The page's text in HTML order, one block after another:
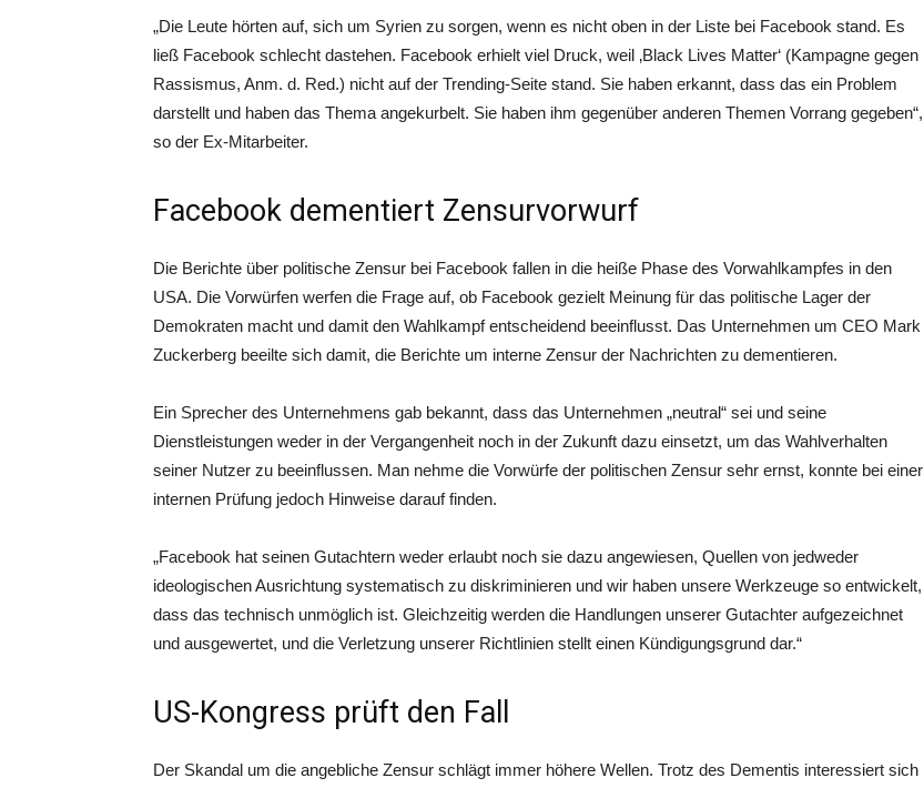
„Die Leute hörten auf, sich um Syrien zu sorgen, wenn es nicht oben in der Liste bei Facebook stand. Es
ließ Facebook schlecht dastehen. Facebook erhielt viel Druck, weil ‚Black Lives Matter‘ (Kampagne gegen
Rassismus, Anm. d. Red.) nicht auf der Trending-Seite stand. Sie haben erkannt, dass das ein Problem
darstellt und haben das Thema angekurbelt. Sie haben ihm gegenüber anderen Themen Vorrang gegeben“,
so der Ex-Mitarbeiter.
Facebook dementiert Zensurvorwurf
Die Berichte über politische Zensur bei Facebook fallen in die heiße Phase des Vorwahlkampfes in den
USA. Die Vorwürfen werfen die Frage auf, ob Facebook gezielt Meinung für das politische Lager der
Demokraten macht und damit den Wahlkampf entscheidend beeinflusst. Das Unternehmen um CEO Mark
Zuckerberg beeilte sich damit, die Berichte um interne Zensur der Nachrichten zu dementieren.
Ein Sprecher des Unternehmens gab bekannt, dass das Unternehmen „neutral“ sei und seine
Dienstleistungen weder in der Vergangenheit noch in der Zukunft dazu einsetzt, um das Wahlverhalten
seiner Nutzer zu beeinflussen. Man nehme die Vorwürfe der politischen Zensur sehr ernst, konnte bei einer
internen Prüfung jedoch Hinweise darauf finden.
„Facebook hat seinen Gutachtern weder erlaubt noch sie dazu angewiesen, Quellen von jedweder
ideologischen Ausrichtung systematisch zu diskriminieren und wir haben unsere Werkzeuge so entwickelt,
dass das technisch unmöglich ist. Gleichzeitig werden die Handlungen unserer Gutachter aufgezeichnet
und ausgewertet, und die Verletzung unserer Richtlinien stellt einen Kündigungsgrund dar.“
US-Kongress prüft den Fall
Der Skandal um die angebliche Zensur schlägt immer höhere Wellen. Trotz des Dementis interessiert sich